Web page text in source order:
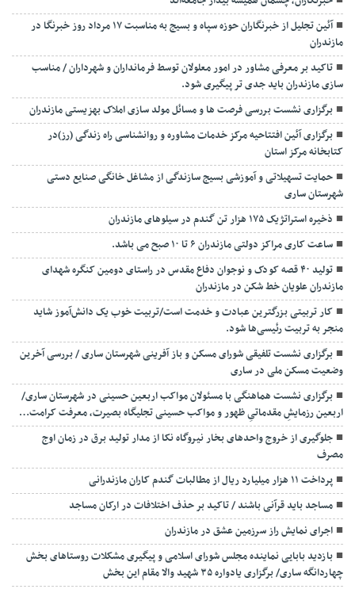
آئین تجلیل از خبرنگاران حوزه سپاه و بسیج به مناسبت ۱۷ مرداد روز خبرنگا در
مازندران
تاکید بر معرفی مشاور در امور معلولان توسط فرمانداران و شهرداران / مناسب
سازی مازندران باید جدی تر پیگیری شود.
برگزاری نشست بررسی فرصت ها و مسائل مولد سازی املاک بهزیستی مازندران
برگزاری آئین افتتاحیه مرکز خدمات مشاوره و روانشناسی راه زندگی (رز)در
کتابخانه مرکز استان
حمایت تسهیلاتی و آموزشی بسیج سازندگی از مشاغل خانگی صنایع دستی
شهرستان ساری
ذخیره استراتژیک ۱۷۵ هزار تن گندم در سیلوهای مازندران
ساعت کاری مراکز دولتی مازندران ۶ تا ۱۰ صبح می باشد.
تولید ۴۰ قصه کودک و نوجوان دفاع مقدس در راستای دومین کنگره شهدای
مازندران علویان خط شکن در مازندران
کار تربیتی بزرگترین عبادت و خدمت است/تربیت خوب یک دانش‌آموز شاید
منجر به تربیت رئیسی‌ها شود.
برگزاری ‌نشست تلفیقی شورای مسکن و باز آفرینی شهرستان ساری / بررسی آخرین
وضعیت مسکن ملی در ساری
برگزاری نشست هماهنگی با مسئولان مواکب اربعین حسینی در شهرستان ساری/
اربعین رزمایشِ مقدماتیِ ظهور و مواکب حسینی تجلیگاه بصیرت، معرفت کرامت…
جلوگیری از خروج واحدهای بخار نیروگاه نکا از مدار تولید برق در زمان اوج
مصرف
پرداخت ۱۱ هزار میلیارد ریال از مطالبات گندم کاران مازندرانی
مساجد باید قرآنی باشند / تاکید بر حذف اختلافات در ارکان مساجد
اجرای نمایش راز سرزمین عشق در مازندران
بازدید بابایی نماینده مجلس شورای اسلامی و پیگیری مشکلات روستاهای بخش
چهاردانگه ساری/ برگزاری یادواره ۳۵ شهید والا مقام این بخش